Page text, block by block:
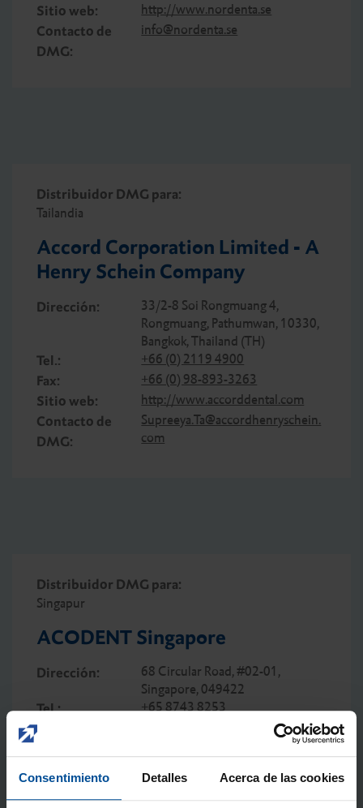
Consentimiento Detalles Acerca de las cookies
Sitio web:
http://www.nordenta.se
Contacto de
DMG:
info@nordenta.se
Distribuidor DMG para:
Tailandia
Accord Corporation Limited - A
Henry Schein Company
Dirección:
33/2-8 Soi Rongmuang 4,
Rongmuang, Pathumwan, 10330,
Bangkok, Thailand (TH)
Tel.:
+66 (0) 2119 4900
Fax:
+66 (0) 98-893-3263
Sitio web:
http://www.accorddental.com
Contacto de
DMG:
Supreeya.Ta@accordhenryschein.
com
Distribuidor DMG para:
Singapur
ACODENT Singapore
Dirección:
68 Circular Road, #02-01,
Singapore, 049422
Tel.:
+65 8743 8253
Contacto de
kateryna@acodentsupplies.com